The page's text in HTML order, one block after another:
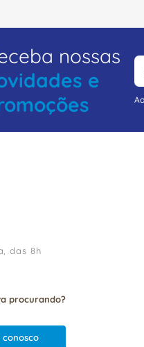
nossas
e
das 8h
procurando?
conosco